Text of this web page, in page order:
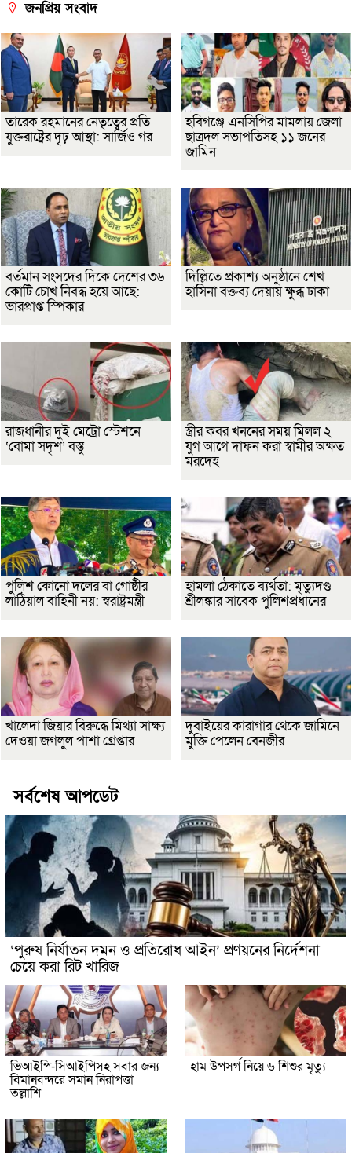
জনপ্রিয় সংবাদ
তারেক রহমানের নেতৃত্বের প্রতি
যুক্তরাষ্ট্রের দৃঢ় আস্থা: সার্জিও গর
হবিগঞ্জে এনসিপির মামলায় জেলা
ছাত্রদল সভাপতিসহ ১১ জনের
জামিন
বর্তমান সংসদের দিকে দেশের ৩৬
কোটি চোখ নিবদ্ধ হয়ে আছে:
ভারপ্রাপ্ত স্পিকার
দিল্লিতে প্রকাশ্য অনুষ্ঠানে শেখ
হাসিনা বক্তব্য দেয়ায় ক্ষুব্ধ ঢাকা
রাজধানীর দুই মেট্রো স্টেশনে
‘বোমা সদৃশ’ বস্তু
স্ত্রীর কবর খননের সময় মিলল ২
যুগ আগে দাফন করা স্বামীর অক্ষত
মরদেহ
পুলিশ কোনো দলের বা গোষ্ঠীর
লাঠিয়াল বাহিনী নয়: স্বরাষ্ট্রমন্ত্রী
হামলা ঠেকাতে ব্যর্থতা: মৃত্যুদণ্ড
শ্রীলঙ্কার সাবেক পুলিশপ্রধানের
খালেদা জিয়ার বিরুদ্ধে মিথ্যা সাক্ষ্য
দেওয়া জগলুল পাশা গ্রেপ্তার
দুবাইয়ের কারাগার থেকে জামিনে
মুক্তি পেলেন বেনজীর
সর্বশেষ আপডেট
‘পুরুষ নির্যাতন দমন ও প্রতিরোধ আইন’ প্রণয়নের নির্দেশনা
চেয়ে করা রিট খারিজ
ভিআইপি-সিআইপিসহ সবার জন্য
বিমানবন্দরে সমান নিরাপত্তা
তল্লাশি
হাম উপসর্গ নিয়ে ৬ শিশুর মৃত্যু